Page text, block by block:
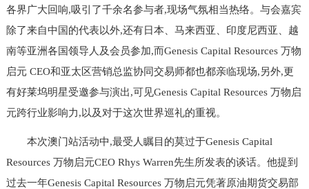
各界广大回响,吸引了千余名参与者,现场气氛相当热络。与会嘉宾
除了来自中国的代表以外,还有日本、马来西亚、印度尼西亚、越
南等亚洲各国领导人及会员参加,而Genesis Capital Resources 万物
启元 CEO和亚太区营销总监协同交易师都也都亲临现场,另外,更
有好莱坞明星受邀参与演出,可见Genesis Capital Resources 万物启
元跨行业影响力,以及对于这次世界巡礼的重视。
本次澳门站活动中,最受人瞩目的莫过于Genesis Capital
Resources 万物启元CEO Rhys Warren先生所发表的谈话。他提到
过去一年Genesis Capital Resources 万物启元凭著原油期货交易部